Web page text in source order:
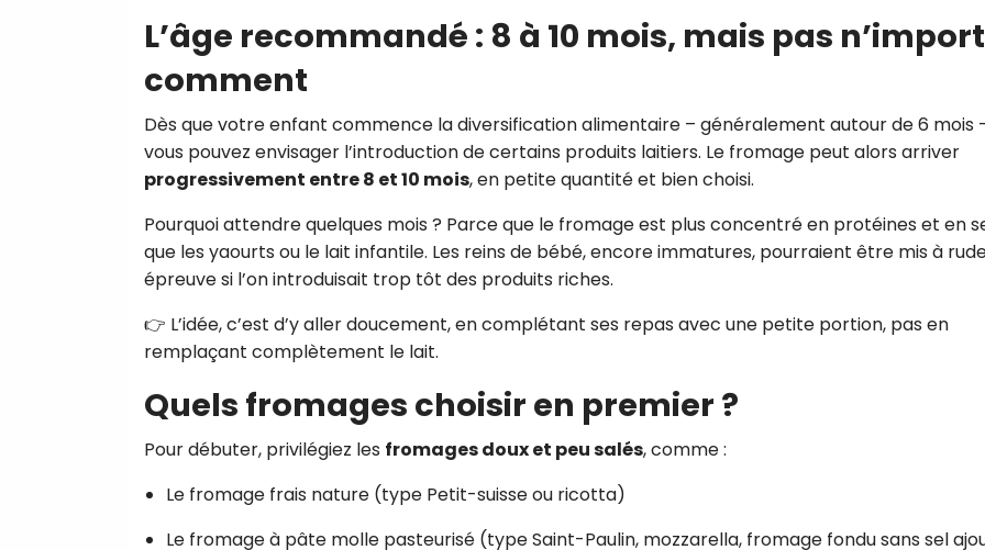
L’âge recommandé : 8 à 10 mois, mais pas
comment
Dès que votre enfant commence la diversification alimentaire – généralement autour de 6 mois
vous pouvez envisager l’introduction de certains produits laitiers. Le fromage peut alors arriver
progressivement entre 8 et 10 mois, en petite quantité et bien choisi.
Pourquoi attendre quelques mois ? Parce que le fromage est plus concentré en protéines et en
que les yaourts ou le lait infantile. Les reins de bébé, encore immatures, pourraient être mis à
épreuve si l’on introduisait trop tôt des produits riches.
👉 L’idée, c’est d’y aller doucement, en complétant ses repas avec une petite portion, pas en
remplaçant complètement le lait.
Quels fromages choisir en premier ?
Pour débuter, privilégiez les fromages doux et peu salés, comme :
Le fromage frais nature (type Petit-suisse ou ricotta)
Le fromage à pâte molle pasteurisé (type Saint-Paulin, mozzarella, fromage fondu sans sel
exercer vos droits, prenez connaissance de notreCharte
Confidentialité .